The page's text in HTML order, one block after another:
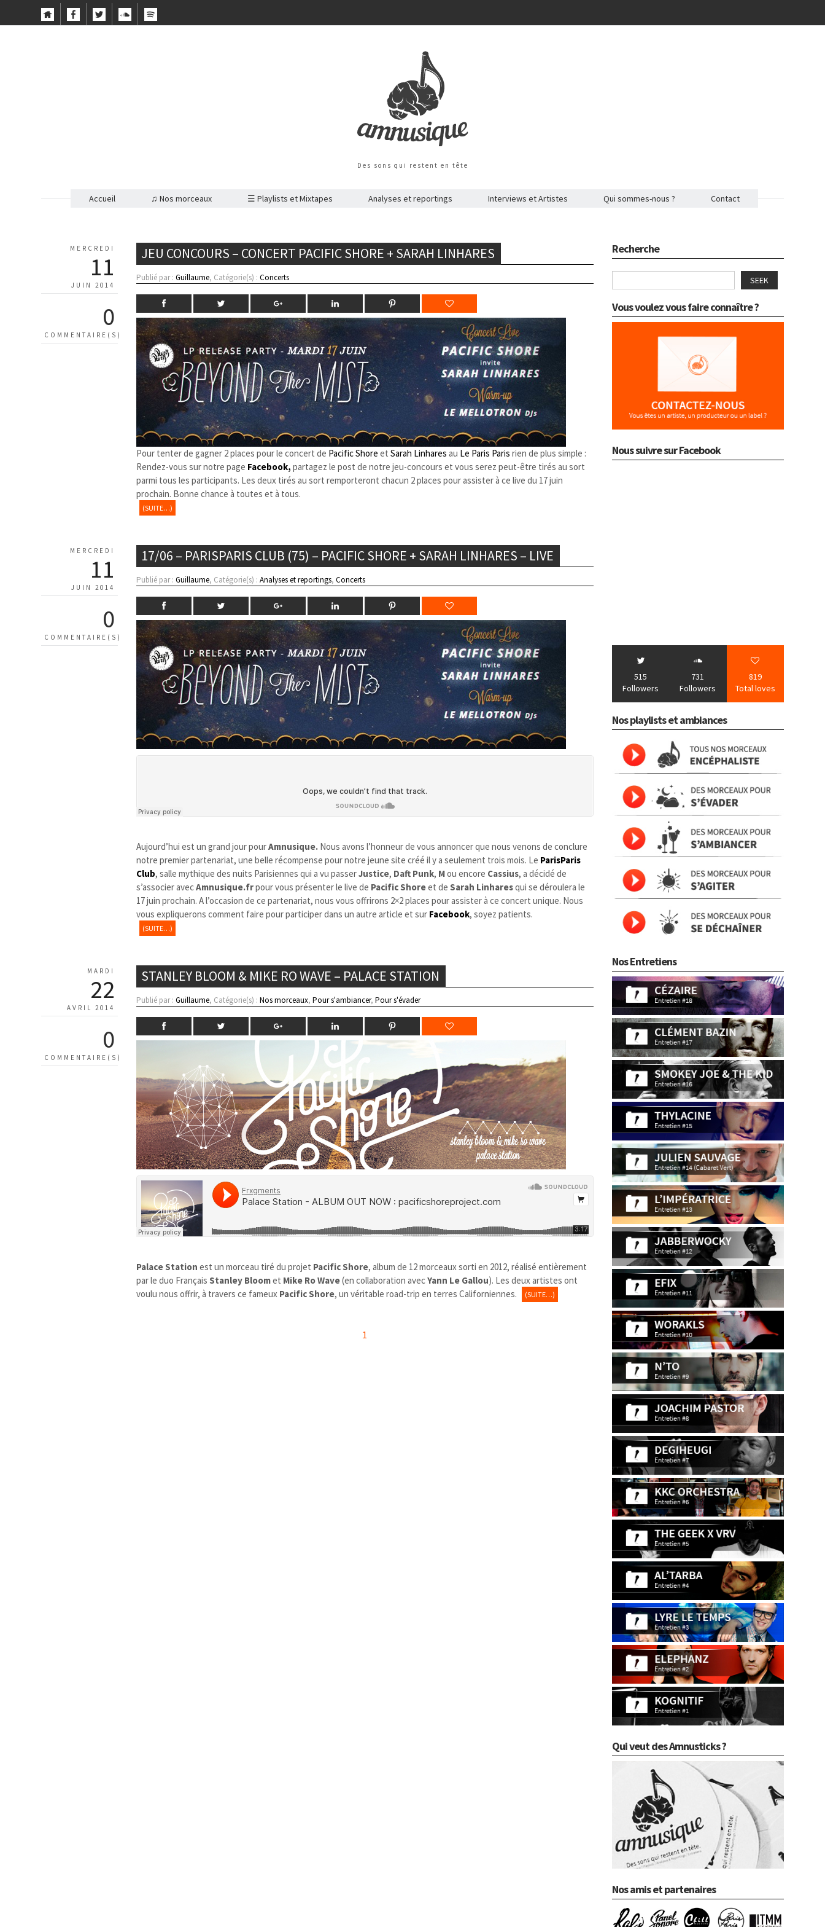
Des sons qui restent en tête
Accueil ♫ Nos morceaux ☰ Playlists et Mixtapes Analyses et reportings Interviews et Artistes Qui sommes-nous ? Contact
MERCREDI
11
JUIN 2014
0
COMMENTAIRE(S)
JEU CONCOURS – CONCERT PACIFIC SHORE + SARAH LINHARES
Publié par :Guillaume, Catégorie(s) :Concerts
Pour tenter de gagner 2 places pour le concert de Pacific Shore etSarah Linhares au Le Paris Paris rien de plus simple :
Rendez-vous sur notre page Facebook, partagez le post de notre jeu-concours et vous serez peut-être tirés au sort
parmi tous les participants. Les deux tirés au sort remporteront chacun 2 places pour assister à ce live du 17 juin
prochain. Bonne chance à toutes et à tous.
(SUITE…)
MERCREDI
11
JUIN 2014
0
COMMENTAIRE(S)
17/06 – PARISPARIS CLUB (75) – PACIFIC SHORE + SARAH LINHARES – LIVE
Publié par :Guillaume, Catégorie(s) :Analyses et reportings,Concerts
Aujourd’hui est un grand jour pourAmnusique. Nous avons l’honneur de vous annoncer que nous venons de conclure
notre premier partenariat, une belle récompense pour notre jeune site créé il y a seulement trois mois. Le ParisParis
Club, salle mythique des nuits Parisiennes qui a vu passerJustice, Daft Punk, Mou encore Cassius, a décidé de
s’associer avecAmnusique.frpour vous présenter le live de Pacific Shoreet deSarah Linharesqui se déroulera le
17 juin prochain. A l’occasion de ce partenariat, nous vous offrirons 2×2 places pour assister à ce concert unique. Nous
vous expliquerons comment faire pour participer dans un autre article et sur Facebook, soyez patients.
(SUITE…)
MARDI
22
AVRIL 2014
0
COMMENTAIRE(S)
STANLEY BLOOM & MIKE RO WAVE – PALACE STATION
Publié par :Guillaume, Catégorie(s) :Nos morceaux,Pour s'ambiancer,Pour s'évader
Palace Station est un morceau tiré du projet Pacific Shore, album de 12 morceaux sorti en 2012, réalisé entièrement
par le duo FrançaisStanley Bloomet Mike Ro Wave(en collaboration avecYann Le Gallou). Les deux artistes ont
voulu nous offrir, à travers ce fameux Pacific Shore, un véritable road-trip en terres Californiennes. (SUITE…)
1
Recherche
SEEK
Vous voulez vous faire connaître ?
Nous suivre sur Facebook
515
Followers
731
Followers
819
Total loves
Nos playlists et ambiances
Nos Entretiens
Qui veut des Amnusticks ?
Nos amis et partenaires